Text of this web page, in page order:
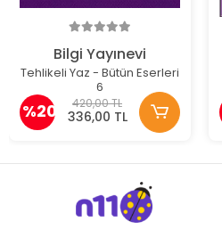
Bilgi Yayınevi
Tehlikeli Yaz - Bütün Eserleri
6
%20 420,00 TL
336,00 TL